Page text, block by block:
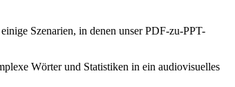
Szenarien, in denen unser PDF-zu-PPT-
Wörter und Statistiken in ein audiovisuelles